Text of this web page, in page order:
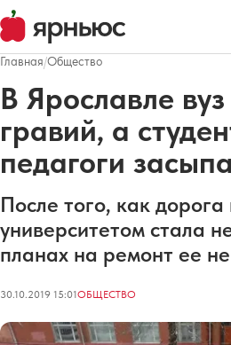
Главная/Общество
В Ярославле вуз
гравий, а
педагоги
После того, как
университетом стала
планах на ремонт ее
30.10.2019 15:01ОБЩЕСТВО